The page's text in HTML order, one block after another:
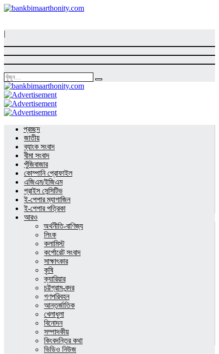
|
প্রচ্ছদ
জাতীয়
ব্যাংক সংবাদ
বীমা সংবাদ
পুঁজিবাজার
কোম্পানি প্রোফাইল
এজিএম/ইজিএম
প্রাইস সেন্সিটিভ
ই-পেপার ম্যাগাজিন
ই-পেপার পত্রিকা
আরও
অর্থনীতি-বাণিজ্য
লিংক
কলামিস্ট
কর্পোরেট সংবাদ
সাক্ষাৎকার
কৃষি
ক্যারিয়ার
চট্টগ্রাম-বন্দর
গণপরিবহন
আন্তর্জাতিক
খেলাধুলা
বিনোদন
সম্পাদকীয়
কিংবদন্তির কথা
ভিডিও নিউজ